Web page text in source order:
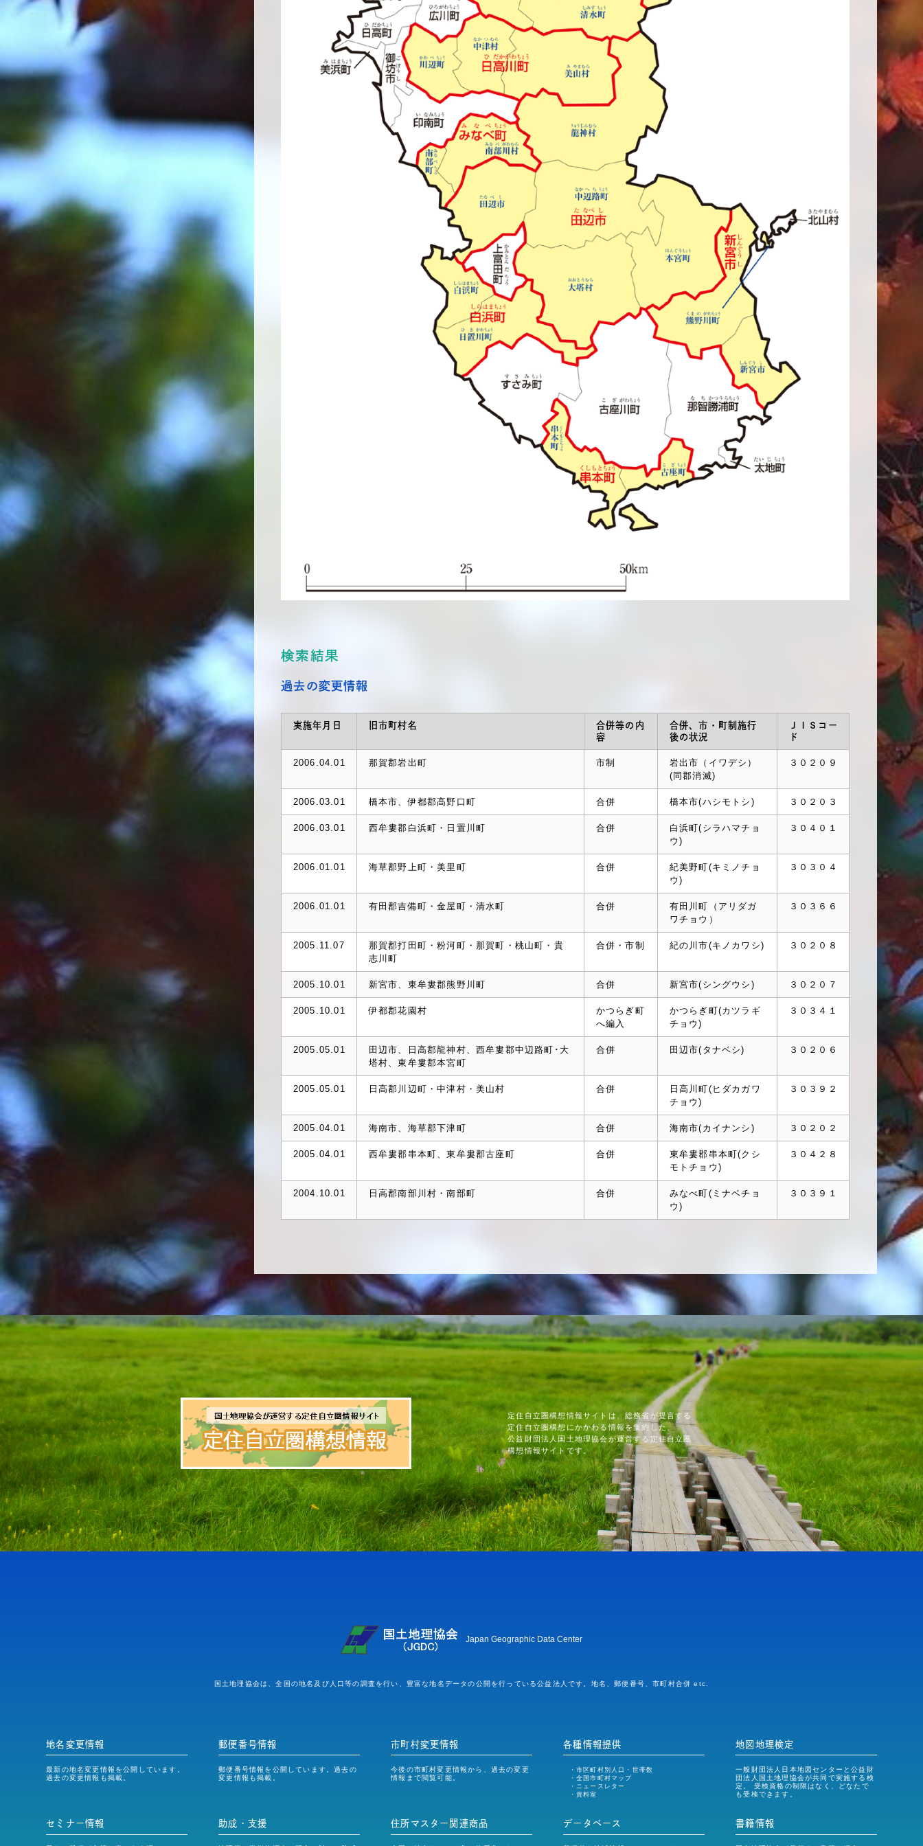
検索結果
過去の変更情報
実施年月日 旧市町村名
合併等の内
容
合併、市・町制施行
後の状況
ＪＩＳコー
ド
2006.04.01 那賀郡岩出町 市制
岩出市（イワデシ）
(同郡消滅)
３０２０９
2006.03.01 橋本市、伊都郡高野口町 合併 橋本市(ハシモトシ) ３０２０３
2006.03.01 西牟婁郡白浜町・日置川町 合併
白浜町(シラハマチョ
ウ)
３０４０１
2006.01.01 海草郡野上町・美里町 合併
紀美野町(キミノチョ
ウ)
３０３０４
2006.01.01 有田郡吉備町・金屋町・清水町 合併
有田川町（アリダガ
ワチョウ）
３０３６６
2005.11.07
那賀郡打田町・粉河町・那賀町・桃山町・貴
志川町
合併・市制 紀の川市(キノカワシ) ３０２０８
2005.10.01 新宮市、東牟婁郡熊野川町 合併 新宮市(シングウシ) ３０２０７
2005.10.01 伊都郡花園村
かつらぎ町
へ編入
かつらぎ町(カツラギ
チョウ)
３０３４１
2005.05.01
田辺市、日高郡龍神村、西牟婁郡中辺路町･大
塔村、東牟婁郡本宮町
合併 田辺市(タナベシ) ３０２０６
2005.05.01 日高郡川辺町・中津村・美山村 合併
日高川町(ヒダカガワ
チョウ)
３０３９２
2005.04.01 海南市、海草郡下津町 合併 海南市(カイナンシ) ３０２０２
2005.04.01 西牟婁郡串本町、東牟婁郡古座町 合併
東牟婁郡串本町(クシ
モトチョウ)
３０４２８
2004.10.01 日高郡南部川村・南部町 合併
みなべ町(ミナベチョ
ウ)
３０３９１
定住自立圏構想情報サイトは、総務省が提言する
定住自立圏構想にかかわる情報を集約した、
公益財団法人国土地理協会が運営する定住自立圏
構想情報サイトです。
Japan Geographic Data Center
国土地理協会は、全国の地名及び人口等の調査を行い、豊富な地名データの公開を行っている公益法人です。地名、郵便番号、市町村合併 etc.
地名変更情報
最新の地名変更情報を公開しています。
過去の変更情報も掲載。
郵便番号情報
郵便番号情報を公開しています。過去の
変更情報も掲載。
市町村変更情報
今後の市町村変更情報から、過去の変更
情報まで閲覧可能。
各種情報提供
市区町村別人口・世帯数
全国市町村マップ
ニュースレター
資料室
地図地理検定
一般財団法人日本地図センターと公益財
団法人国土地理協会が共同で実施する検
定。 受検資格の制限はなく、どなたで
も受検できます。
セミナー情報 助成・支援 住所マスター関連商品 データベース 書籍情報